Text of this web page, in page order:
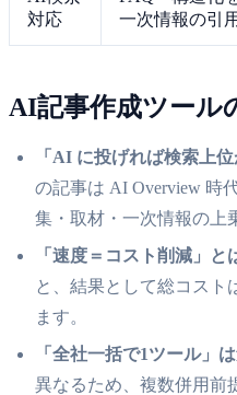
対応
一次情報の引
AI記事作成ツール
「AI に投げれば検索上
の記事は AI Overview 時
集・取材・一次情報の上
「速度＝コスト削減」と
と、結果として総コスト
ます。
「全社一括で1ツール」
異なるため、複数併用前